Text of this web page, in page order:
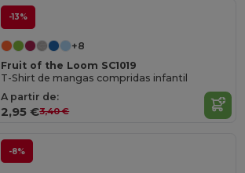
-13%
+8
Fruit of the Loom SC1019
T-Shirt de mangas compridas infantil
A partir de:
2,95 €3,40 €
-8%